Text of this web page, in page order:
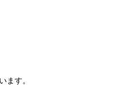
ます。